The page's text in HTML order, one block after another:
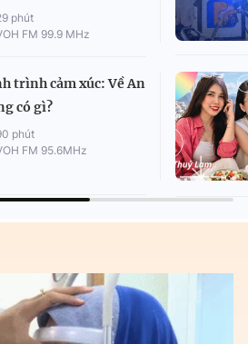
phút
FM 99.9 MHz
trình cảm xúc: Về An
có gì?
phút
FM 95.6MHz